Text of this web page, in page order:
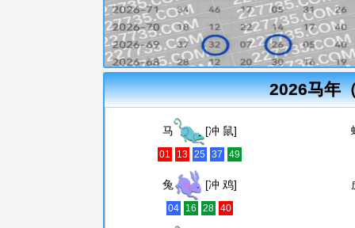
2026马年